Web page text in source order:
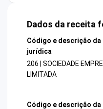
Dados da receita
Código e descrição da
jurídica
206 | SOCIEDADE
LIMITADA
Código e descrição